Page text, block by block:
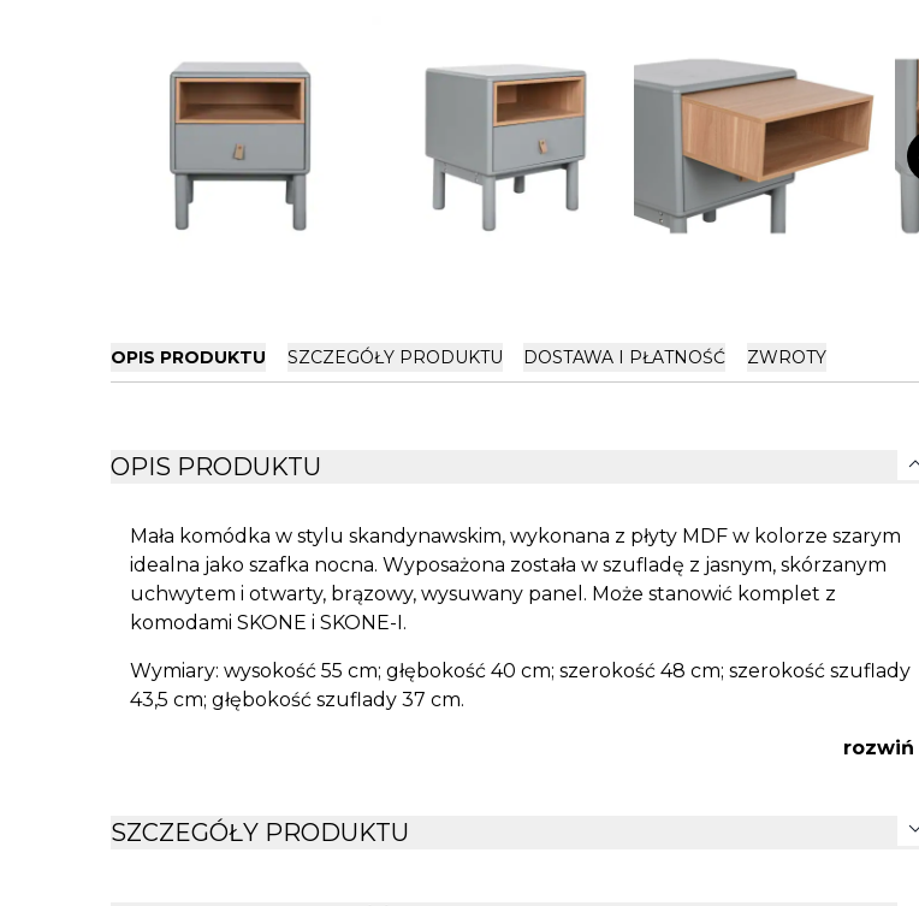
OPIS PRODUKTU SZCZEGÓŁY PRODUKTU DOSTAWA I PŁATNOŚĆ ZWROTY
OPIS PRODUKTU
Mała komódka w stylu skandynawskim, wykonana z płyty MDF w kolorze szarym
idealna jako szafka nocna. Wyposażona została w szufladę z jasnym, skórzanym
uchwytem i otwarty, brązowy, wysuwany panel. Może stanowić komplet z
komodami SKONE i SKONE-I.
Wymiary: wysokość 55 cm; głębokość 40 cm; szerokość 48 cm; szerokość szuflady
43,5 cm; głębokość szuflady 37 cm.
rozwiń
SZCZEGÓŁY PRODUKTU